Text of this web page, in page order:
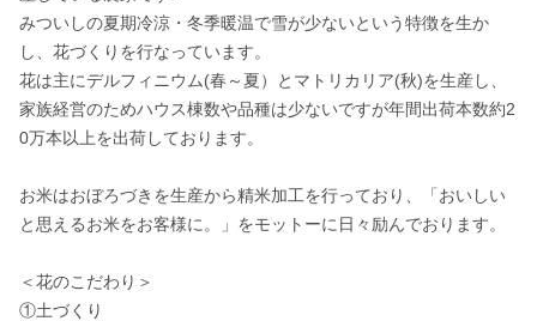
みついしの夏期冷涼・冬季暖温で雪が少ないという特徴を生か
し、花づくりを行なっています。
花は主にデルフィニウム(春～夏）とマトリカリア(秋)を生産し、
家族経営のためハウス棟数や品種は少ないですが年間出荷本数約2
0万本以上を出荷しております。
お米はおぼろづきを生産から精米加工を行っており、「おいしい
と思えるお米をお客様に。」をモットーに日々励んでおります。
＜花のこだわり＞
①土づくり